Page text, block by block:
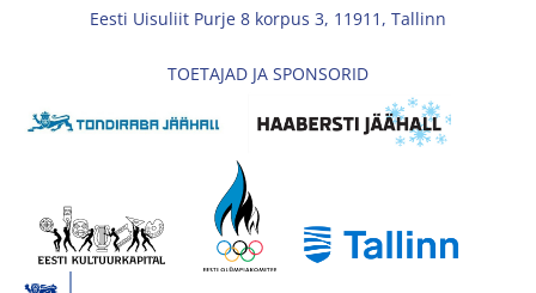
Eesti Uisuliit Purje 8 korpus 3, 11911, Tallinn
TOETAJAD JA SPONSORID